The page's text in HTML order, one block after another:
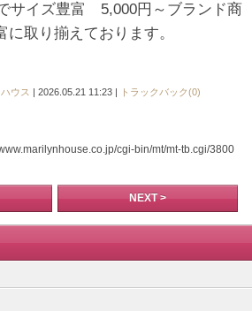
サイズ豊富 5,000円～ブランド商
に取り揃えております。
ウス | 2026.05.21 11:23 | トラックバック(0)
cgi-bin/mt/mt-tb.cgi/3800
NEXT >